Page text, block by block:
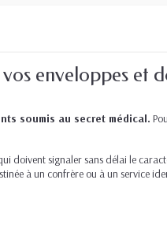
enveloppes et
soumis au secret médical.
doivent signaler sans délai le
à un confrère ou à un service